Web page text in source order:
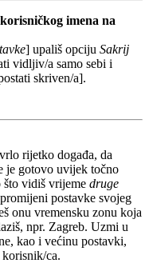
imena na
] upališ opciju Sakrij
vidljiv/a samo sebi i
skriven/a].
rijetko događa, da
je gotovo uvijek točno
što vidiš vrijeme druge
postavke svojeg
onu vremensku zonu koja
npr. Zagreb. Uzmi u
kao i većinu postavki,
ca.